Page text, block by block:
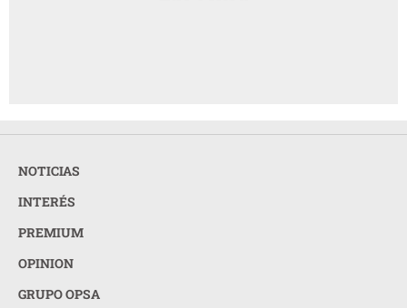
NOTICIAS
INTERÉS
PREMIUM
OPINION
GRUPO OPSA